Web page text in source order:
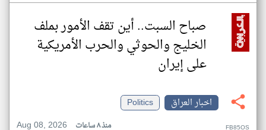
صباح السبت.. أين تقف الأمور بملف
الخليج والحوثي والحرب الأمريكية
على إيران
اخبار العراق
Politics
Aug 08, 2026
منذ ٨ ساعات